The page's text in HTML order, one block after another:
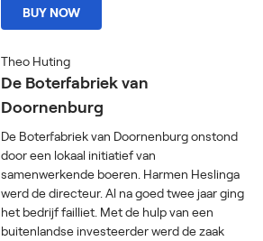
BUY NOW
Theo Huting
De Boterfabriek van
Doornenburg
De Boterfabriek van Doornenburg onstond
door een lokaal initiatief van
samenwerkende boeren. Harmen Heslinga
werd de directeur. Al na goed twee jaar ging
het bedrijf failliet. Met de hulp van een
buitenlandse investeerder werd de zaak